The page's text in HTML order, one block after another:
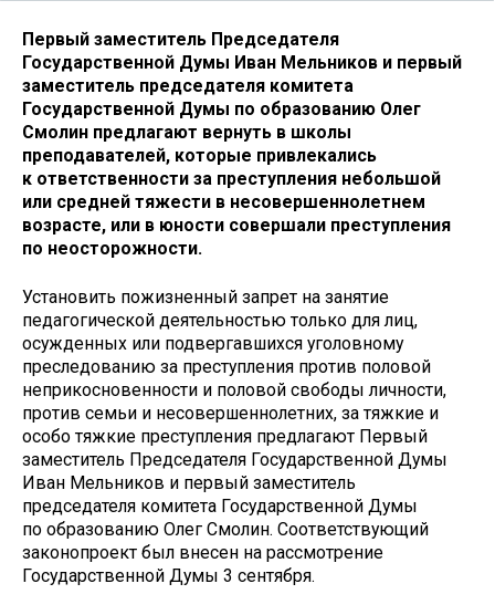
Первый заместитель Председателя
Государственной Думы Иван Мельников и первый
заместитель председателя комитета
Государственной Думы по образованию Олег
Смолин предлагают вернуть в школы
преподавателей, которые привлекались
к ответственности за преступления небольшой
или средней тяжести в несовершеннолетнем
возрасте, или в юности совершали преступления
по неосторожности.
Установить пожизненный запрет на занятие
педагогической деятельностью только для лиц,
осужденных или подвергавшихся уголовному
преследованию за преступления против половой
неприкосновенности и половой свободы личности,
против семьи и несовершеннолетних, за тяжкие и
особо тяжкие преступления предлагают Первый
заместитель Председателя Государственной Думы
Иван Мельников и первый заместитель
председателя комитета Государственной Думы
по образованию Олег Смолин. Соответствующий
законопроект был внесен на рассмотрение
Государственной Думы 3 сентября.